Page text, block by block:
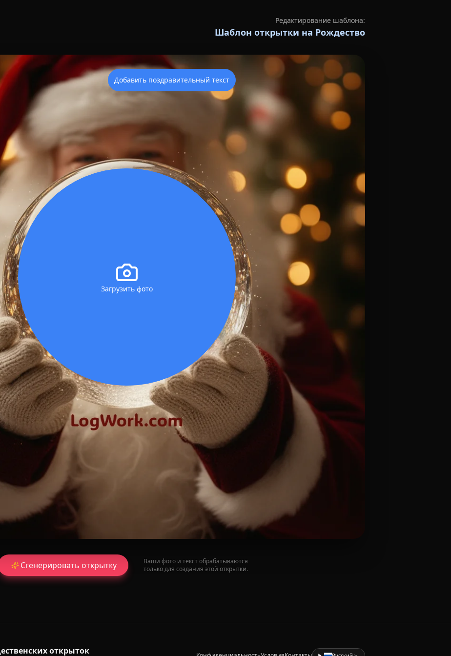
Редактирование шаблона:
Шаблон открытки на Рождество
Загрузить фото
Добавить поздравительный текст
Сгенерировать открытку
Ваши фото и текст обрабатываются
только для создания этой открытки.
открыток